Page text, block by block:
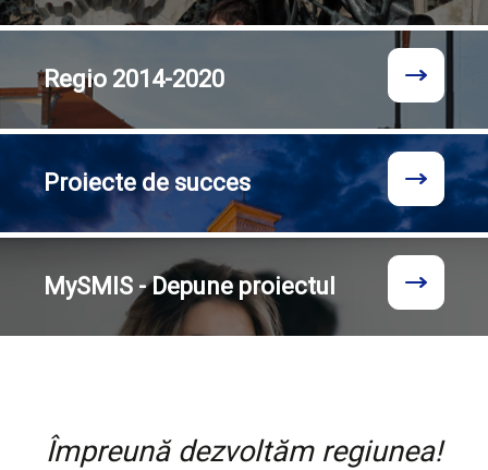
Regio 2014-2020
Proiecte de succes
MySMIS - Depune proiectul
Împreună dezvoltăm regiunea!